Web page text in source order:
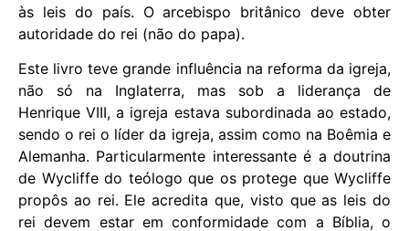
às leis do país. O arcebispo britânico deve obter
autoridade do rei (não do papa).
Este livro teve grande influência na reforma da igreja,
não só na Inglaterra, mas sob a liderança de
Henrique VIII, a igreja estava subordinada ao estado,
sendo o rei o líder da igreja, assim como na Boêmia e
Alemanha. Particularmente interessante é a doutrina
de Wycliffe do teólogo que os protege que Wycliffe
propôs ao rei. Ele acredita que, visto que as leis do
rei devem estar em conformidade com a Bíblia, o